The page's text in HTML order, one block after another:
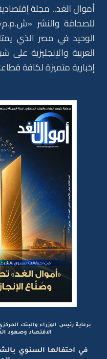
أموال الغد.. مجلة
للصحافة والنشر
الوحيد في مصر الذي
العربية والإنجليزية على
إخبارية متميزة لكافة
برعاية رئيس الوزراء والبنك
الاقتصاد وصعود
في احتفالها السنوي